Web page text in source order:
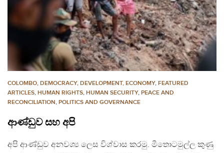
COLOMBO, DEMOCRACY, DEVELOPMENT, ECONOMY, FEATURED
ARTICLES, HUMAN RIGHTS, HUMAN SECURITY, PEACE AND
RECONCILIATION, POLITICS AND GOVERNANCE
ආණ්ඩුව සහ අපි
අපි ආණ්ඩුව අනවශ්‍ය ලෙස විශ්වාස කරමු. මීතොටමුල්ල කුණු